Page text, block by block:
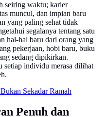
seiring waktu; karier
muncul, dan impian baru
yang paling sehat tidak
segalanya tentang satu
hal-hal baru dari orang yang
pekerjaan, hobi baru, buku
sedang dipikirkan.
setiap individu merasa dilihat
Sekadar Ramah
Penuh dan